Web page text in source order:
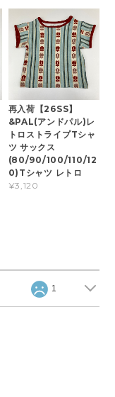
再入荷【26SS】
&PAL(アンドパル)レ
トロストライプTシャ
ツ サックス
(80/90/100/110/12
0)Tシャツ レトロ
¥3,120
1